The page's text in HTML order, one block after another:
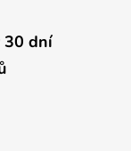
30 dní